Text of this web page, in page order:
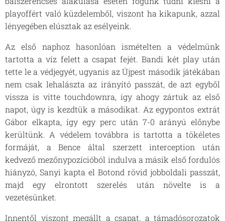
playoffért való küzdelemből, viszont ha kikapunk, azzal
lényegében elúsztak az esélyeink.
Az első naphoz hasonlóan ismételten a védelmünk
tartotta a víz felett a csapat fejét. Bandi két play után
tette le a védjegyét, ugyanis az Újpest második játékában
nem csak lehalászta az irányító passzát, de azt egyből
vissza is vitte touchdownra, így ahogy zártuk az első
napot, úgy is kezdtük a másodikat. Az egypontos extrát
Gábor elkapta, így egy perc után 7-0 arányú előnybe
kerültünk. A védelem továbbra is tartotta a tökéletes
formáját, a Bence által szerzett interception után
kedvező mezőnypozícióból indulva a másik első fordulós
hiányzó, Sanyi kapta el Botond rövid jobboldali passzát,
majd egy elrontott szerelés után növelte is a
vezetésünket.
Innentől viszont megállt a csapat, a támadósorozatok